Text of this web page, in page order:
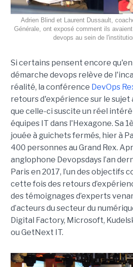
Adrien Blind et Laurent Dussault,
Générale, ont exposé comment ils
devops au sein de
Si certains pensent encore qu'en
démarche devops relève de
réalité, la conférence DevOps
retours d'expérience sur le sujet
que celle-ci suscite un réel
équipes IT dans l'Hexagone. Sa
jouée à guichets fermés, hier à
400 personnes au Grand Rex.
anglophone Devopsdays l’an
Paris en 2017, l’un des objectifs
cette fois des retours
des témoignages d’experts
d’acteurs du secteur du
Digital Factory, Microsoft,
ou GetNext IT.